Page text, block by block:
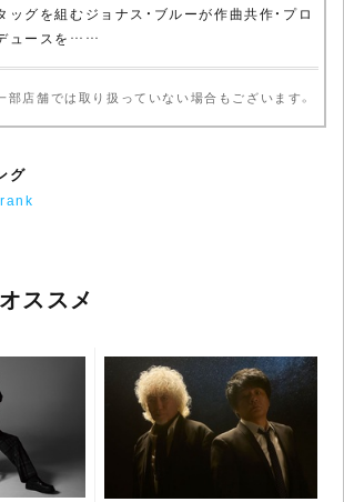
ッグを組むジョナス・ブルーが作曲共作・プロ
ュースを……
店舗では取り扱っていない場合もございます。
グ
ススメ